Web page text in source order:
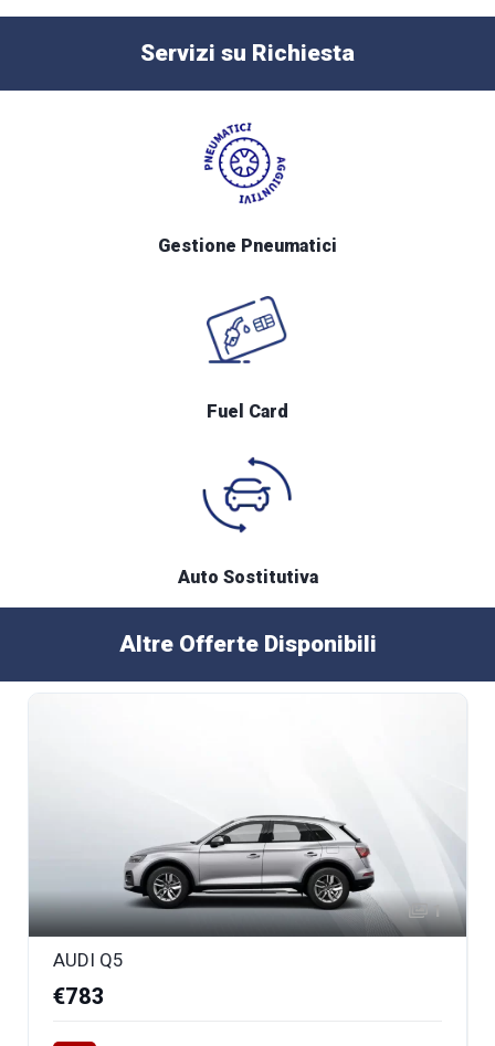
Servizi su Richiesta
Gestione Pneumatici
Fuel Card
Auto Sostitutiva
Altre Offerte Disponibili
1
AUDI Q5
€783